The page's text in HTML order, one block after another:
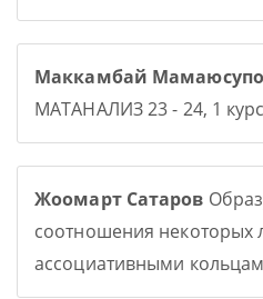
Маккамбай
МАТАНАЛИЗ 23 - 24, 1
Жоомарт Сатаров
соотношения некоторых
ассоциативными